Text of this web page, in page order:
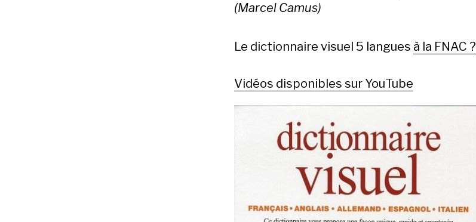
(Marcel Camus)
Le dictionnaire visuel 5 langues à la FNAC ?
Vidéos disponibles sur YouTube